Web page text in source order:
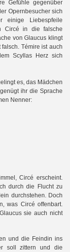
Gefühle gegenüber
Opernbesucher sich
einige Liebespfeile
Circé in die falsche
von Glaucus klingt
Témire ist auch
Scyllas Herz sich
es, das Mädchen
ihr die Sprache
Nenner:
Circé erscheint.
durch die Flucht zu
durchstehen. Doch
was Circé offenbart.
sie auch nicht
und die Feindin ins
soll zittern und die